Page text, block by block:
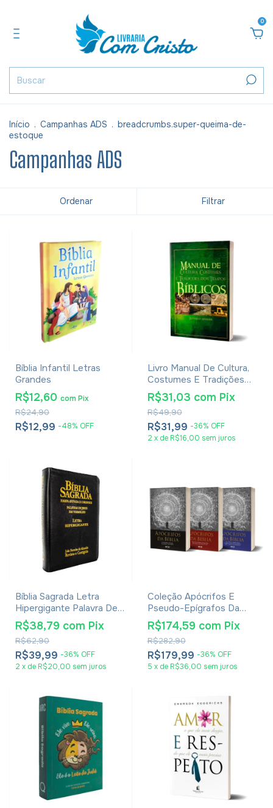
0
Início . Campanhas ADS . breadcrumbs.super-queima-de-
estoque
Campanhas ADS
Ordenar Filtrar
Bíblia Infantil Letras
Grandes
R$12,99 -48% OFF
R$24,90
R$12,60 comPix
Livro Manual De Cultura,
Costumes E Tradições
Dos Tempos Bíblicos -
Leonardo Andrade
R$31,99 -36% OFF
R$49,90
R$31,03 com Pix
2 x de R$16,00 sem juros
Bíblia Sagrada Letra
Hipergigante Palavra De
Jesus Em Vermelho Com
Harpa Zíper Preta
R$39,99 -36% OFF
R$62,90
R$38,79 com Pix
2 x de R$20,00 sem juros
Coleção Apócrifos E
Pseudo-Epígrafos Da
Bíblia
R$179,99 -36% OFF
R$282,90
R$174,59 com Pix
5 x de R$36,00 sem juros